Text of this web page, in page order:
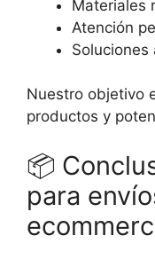
Materiales
Atención
Nuestro objetivo
productos y
📦
para